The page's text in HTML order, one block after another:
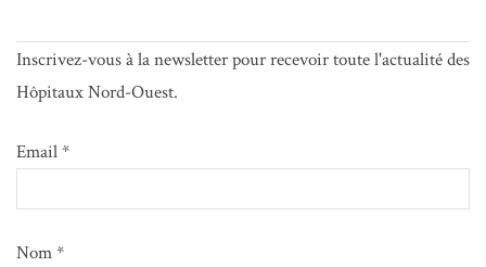
Inscrivez-vous à la newsletter pour recevoir toute l'actualité des
Hôpitaux Nord-Ouest.
Email *
Nom *